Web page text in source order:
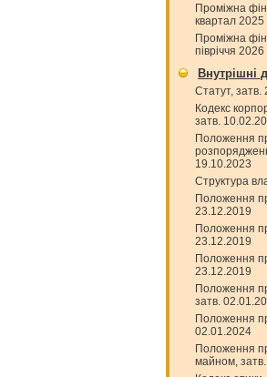
Проміжна
квартал 2025
Проміжна
півріччя 2026
Внутрішні
Статут, затв.
Кодекс
затв.
Положення
19.10.2023
Структура
Положення
23.12.2019
Положення
23.12.2019
Положення
23.12.2019
Положення
затв.
Положення
02.01.2024
Положення
майном,